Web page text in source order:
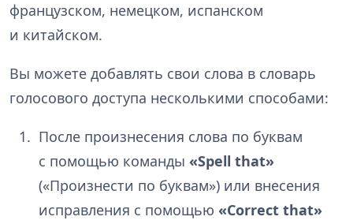
французском, немецком, испанском
и китайском.
Вы можете добавлять свои слова в словарь
голосового доступа несколькими способами:
После произнесения слова по буквам
с помощью команды «Spell that»
(«Произнести по буквам») или внесения
исправления с помощью «Correct that»